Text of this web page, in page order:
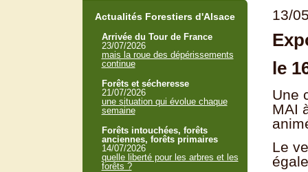
13/
le
Une
MAI
Le
Actualités Forestiers d'Alsace
Arrivée du Tour de France
23/07/2026
mais la roue des dépérissements
continue
Forêts et sécheresse
21/07/2026
une situation qui évolue chaque
semaine
Forêts intouchées, forêts
anciennes, forêts primaires
14/07/2026
quelle liberté pour les arbres et les
forêts ?